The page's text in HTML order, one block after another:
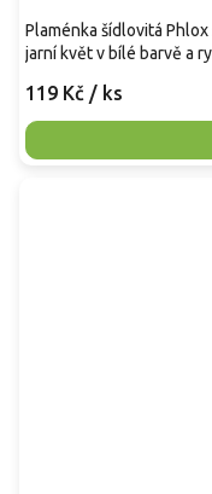
119 Kč / ks
Plaménka šídlovitá
jarní květ v bílé barvě a